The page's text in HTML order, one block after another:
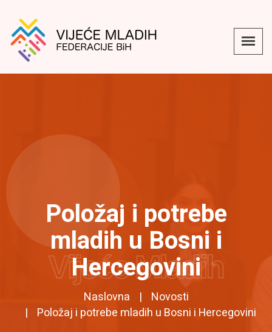
Položaj i potrebe
mladih u Bosni i
Hercegovini
Naslovna
Novosti
Položaj i potrebe mladih u Bosni i Hercegovini
Vijeće Mladih